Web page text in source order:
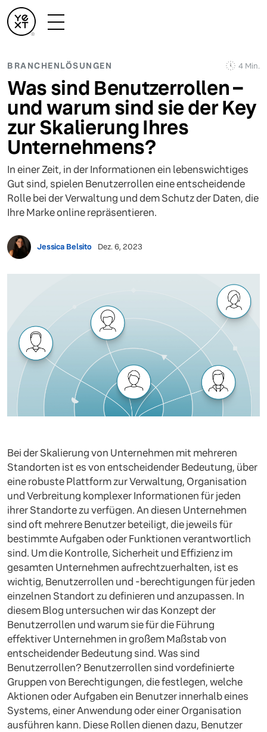
BRANCHENLÖSUNGEN 4 Min.
Was sind Benutzerrollen –
und warum sind sie der Key
zur Skalierung Ihres
Unternehmens?
In einer Zeit, in der Informationen ein lebenswichtiges
Gut sind, spielen Benutzerrollen eine entscheidende
Rolle bei der Verwaltung und dem Schutz der Daten, die
Ihre Marke online repräsentieren.
Jessica Belsito Dez. 6, 2023
Bei der Skalierung von Unternehmen mit mehreren
Standorten ist es von entscheidender Bedeutung, über
eine robuste Plattform zur Verwaltung, Organisation
und Verbreitung komplexer Informationen für jeden
ihrer Standorte zu verfügen. An diesen Unternehmen
sind oft mehrere Benutzer beteiligt, die jeweils für
bestimmte Aufgaben oder Funktionen verantwortlich
sind. Um die Kontrolle, Sicherheit und Effizienz im
gesamten Unternehmen aufrechtzuerhalten, ist es
wichtig, Benutzerrollen und -berechtigungen für jeden
einzelnen Standort zu definieren und anzupassen. In
diesem Blog untersuchen wir das Konzept der
Benutzerrollen und warum sie für die Führung
effektiver Unternehmen in großem Maßstab von
entscheidender Bedeutung sind. Was sind
Benutzerrollen? Benutzerrollen sind vordefinierte
Gruppen von Berechtigungen, die festlegen, welche
Aktionen oder Aufgaben ein Benutzer innerhalb eines
Systems, einer Anwendung oder einer Organisation
ausführen kann. Diese Rollen dienen dazu, Benutzer